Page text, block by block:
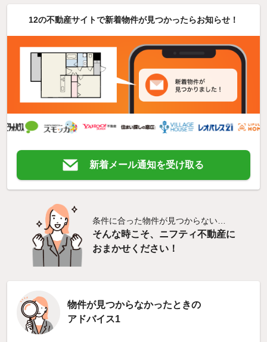
12の不動産サイトで新着物件が見つかったらお知らせ！
新着メール通知を受け取る
条件に合った物件が見つからない…
そんな時こそ、ニフティ不動産に
おまかせください！
物件が見つからなかったときの
アドバイス1